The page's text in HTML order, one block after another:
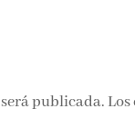
publicada.